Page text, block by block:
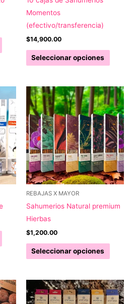
producto
Este
producto
variantes.
Las
opciones
se
pueden
elegir
en
la
de
producto
Momentos
(efectivo/transferencia)
$14,900.00
Seleccionar opciones
Este
Las
se
pueden
elegir
en
página
Este
producto
variantes.
Las
REBAJAS X MAYOR
Sahumerios Natural premium
Hierbas
$1,200.00
Seleccionar opciones
Este